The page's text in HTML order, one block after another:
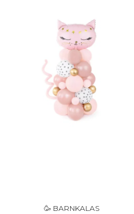
🥳 BARNKALAS
Ja, ni får publicera